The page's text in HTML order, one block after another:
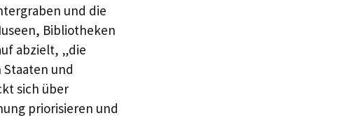
und die
Bibliotheken
abzielt, „die
Staaten und
sich über
priorisieren und